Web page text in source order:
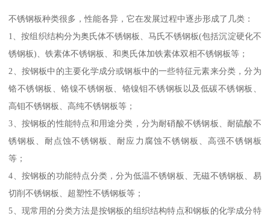
不锈钢板种类很多，性能各异，它在发展过程中逐步形成了几类：
1、按组织结构分为奥氏体不锈钢板、马氏不锈钢板(包括沉淀硬化不
锈钢板)、铁素体不锈钢板、和奥氏体加铁素体双相不锈钢板等；
2、按钢板中的主要化学成分或钢板中的一些特征元素来分类，分为
铬不锈钢板、铬镍不锈钢板、铬镍钼不锈钢板以及低碳不锈钢板、
高钼不锈钢板、高纯不锈钢板等；
3、按钢板的性能特点和用途分类，分为耐硝酸不锈钢板、耐硫酸不
锈钢板、耐点蚀不锈钢板、耐应力腐蚀不锈钢板、高强不锈钢板
等；
4、按钢板的功能特点分类，分为低温不锈钢板、无磁不锈钢板、易
切削不锈钢板、超塑性不锈钢板等；
5、现常用的分类方法是按钢板的组织结构特点和钢板的化学成分特